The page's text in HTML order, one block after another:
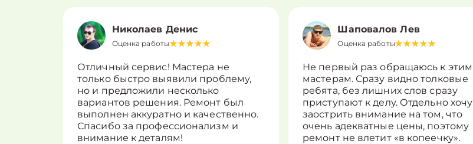
Николаев Денис
Оценка работы
Отличный сервис! Мастера не
только быстро выявили проблему,
но и предложили несколько
вариантов решения. Ремонт был
выполнен аккуратно и качественно.
Спасибо за профессионализм и
внимание к деталям!
Шаповалов Лев
Оценка работы
Не первый раз обращаюсь к этим
мастерам. Сразу видно толковые
ребята, без лишних слов сразу
приступают к делу. Отдельно хочу
заострить внимание на том, что
очень адекватные цены, поэтому
ремонт не влетит «в копеечку».